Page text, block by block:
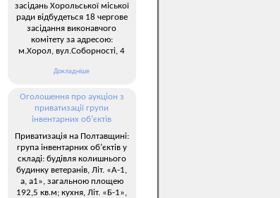
засідань Хорольської міської
ради відбудеться 18 чергове
засідання виконавчого
комітету за адресою:
м.Хорол, вул.Соборності, 4
Докладніше
Оголошення про аукціон з
приватизації групи
інвентарних об’єктів
Приватизація на Полтавщині:
група інвентарних об’єктів у
складі: будівля колишнього
будинку ветеранів, Літ. «А-1,
а, а1», загальною площею
192,5 кв.м; кухня, Літ. «Б-1»,